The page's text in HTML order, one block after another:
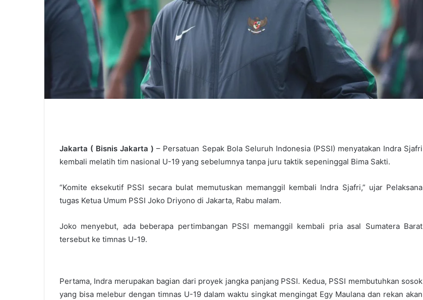
Jakarta ( Bisnis Jakarta) – Persatuan Sepak Bola Seluruh Indonesia (PSSI) menyatakan Indra Sjafri
kembali melatih tim nasional U-19 yang sebelumnya tanpa juru taktik sepeninggal Bima Sakti.
“Komite eksekutif PSSI secara bulat memutuskan memanggil kembali Indra Sjafri,” ujar Pelaksana
tugas Ketua Umum PSSI Joko Driyono di Jakarta, Rabu malam.
Joko menyebut, ada beberapa pertimbangan PSSI memanggil kembali pria asal Sumatera Barat
tersebut ke timnas U-19.
Pertama, Indra merupakan bagian dari proyek jangka panjang PSSI. Kedua, PSSI membutuhkan sosok
yang bisa melebur dengan timnas U-19 dalam waktu singkat mengingat Egy Maulana dan rekan akan